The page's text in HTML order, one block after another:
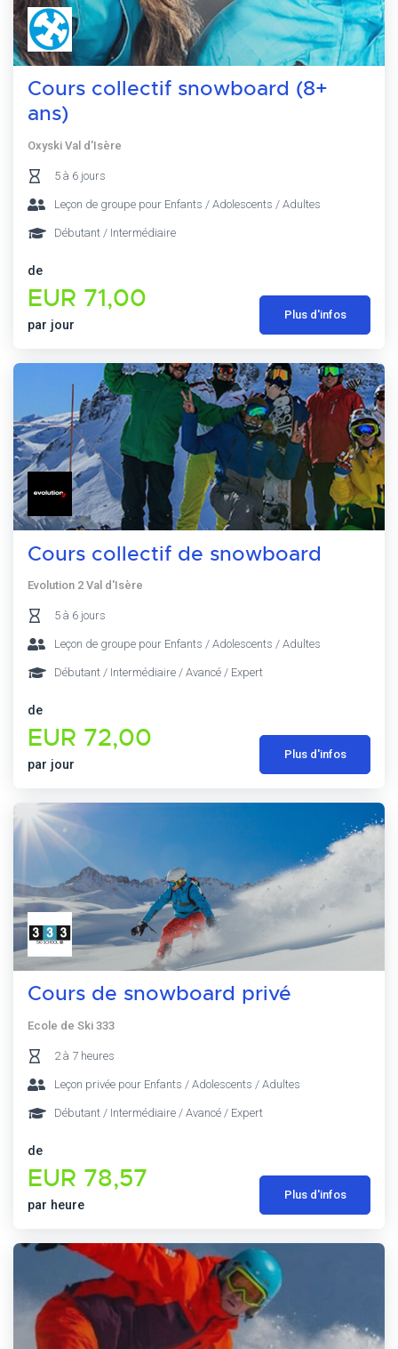
Cours collectif snowboard (8+
ans)
Oxyski Val d'Isère
5 à 6 jours
Leçon de groupe pour Enfants / Adolescents / Adultes
Débutant / Intermédiaire
de
EUR 71,00
par jour
Plus d'infos
Cours collectif de snowboard
Evolution 2 Val d'Isère
5 à 6 jours
Leçon de groupe pour Enfants / Adolescents / Adultes
Débutant / Intermédiaire / Avancé / Expert
de
EUR 72,00
par jour
Plus d'infos
Cours de snowboard privé
Ecole de Ski 333
2 à 7 heures
Leçon privée pour Enfants / Adolescents / Adultes
Débutant / Intermédiaire / Avancé / Expert
de
EUR 78,57
par heure
Plus d'infos